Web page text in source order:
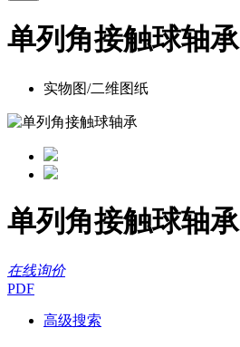
单列角接触球轴承
实物图/二维图纸
单列角接触球轴承
在线询价
PDF
高级搜索